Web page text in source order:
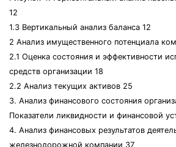
12
1.3 Вертикальный анализ баланса 12
2 Анализ имущественного потенциала
2.1 Оценка состояния и эффективности
средств организации 18
2.2 Анализ текущих активов 25
3. Анализ финансового состояния
Показатели ликвидности и финансовой
4. Анализ финансовых результатов
железнодорожной компании 37